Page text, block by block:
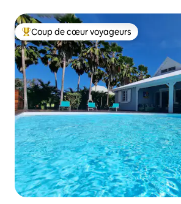
Coups de cœur voyageurs les plus
Coup de cœur voyageurs